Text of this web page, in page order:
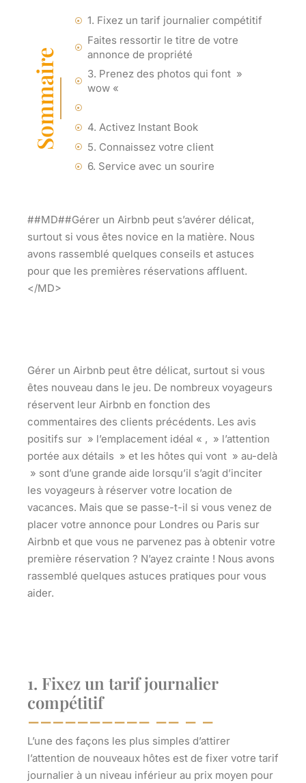
Sommaire
1. Fixez un tarif journalier compétitif
Faites ressortir le titre de votre
annonce de propriété
3. Prenez des photos qui font »
wow «
4. Activez Instant Book
5. Connaissez votre client
6. Service avec un sourire
##MD##Gérer un Airbnb peut s’avérer délicat,
surtout si vous êtes novice en la matière. Nous
avons rassemblé quelques conseils et astuces
pour que les premières réservations affluent.
</MD>
Gérer un Airbnb peut être délicat, surtout si vous
êtes nouveau dans le jeu. De nombreux voyageurs
réservent leur Airbnb en fonction des
commentaires des clients précédents. Les avis
positifs sur » l’emplacement idéal « , » l’attention
portée aux détails » et les hôtes qui vont » au-delà
» sont d’une grande aide lorsqu’il s’agit d’inciter
les voyageurs à réserver votre location de
vacances. Mais que se passe-t-il si vous venez de
placer votre annonce pour Londres ou Paris sur
Airbnb et que vous ne parvenez pas à obtenir votre
première réservation ? N’ayez crainte ! Nous avons
rassemblé quelques astuces pratiques pour vous
aider.
1. Fixez un tarif journalier
compétitif
L’une des façons les plus simples d’attirer
l’attention de nouveaux hôtes est de fixer votre tarif
journalier à un niveau inférieur au prix moyen pour